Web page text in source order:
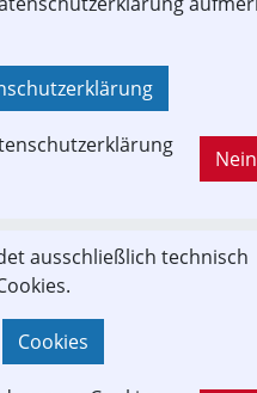
Vereine &
Shares
Nein
ausschließlich technisch
Cookies